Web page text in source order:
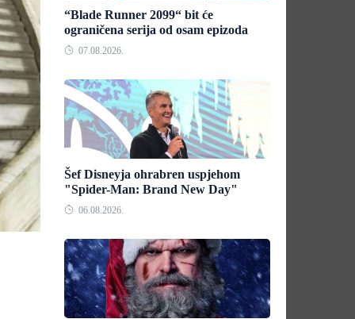
“Blade Runner 2099“ bit će
ograničena serija od osam epizoda
07.08.2026.
Šef Disneyja ohrabren uspjehom
"Spider-Man: Brand New Day"
06.08.2026.